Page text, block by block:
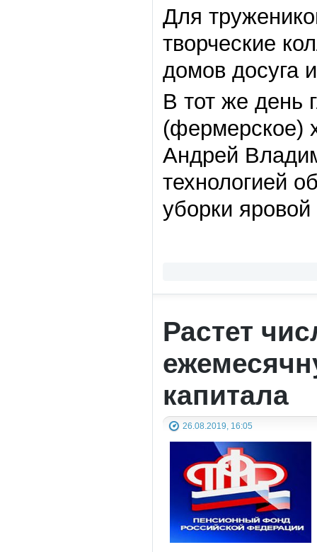
Для
творческие
домов досуга
В тот же день
(фермерское)
Андрей
технологией
уборки
Растет
капитала
26.08.2019, 16:05